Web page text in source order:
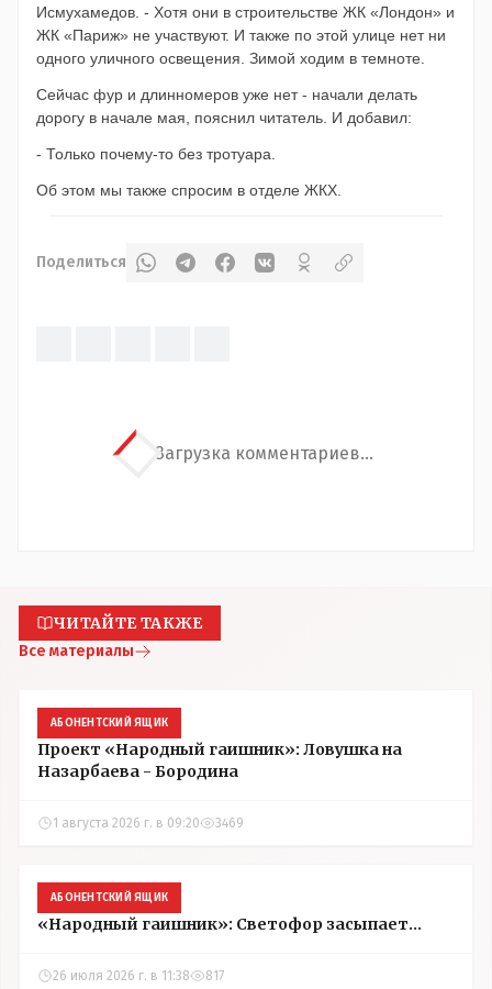
Исмухамедов. - Хотя они в строительстве ЖК «Лондон» и
ЖК «Париж» не участвуют. И также по этой улице нет ни
одного уличного освещения. Зимой ходим в темноте.
Сейчас фур и длинномеров уже нет - начали делать
дорогу в начале мая, пояснил читатель. И добавил:
- Только почему-то без тротуара.
Об этом мы также спросим в отделе ЖКХ.
Поделиться
Загрузка комментариев...
ЧИТАЙТЕ ТАКЖЕ
Все материалы
АБОНЕНТСКИЙ ЯЩИК
Проект «Народный гаишник»: Ловушка на
Назарбаева - Бородина
1 августа 2026 г. в 09:20 3469
АБОНЕНТСКИЙ ЯЩИК
«Народный гаишник»: Светофор засыпает...
26 июля 2026 г. в 11:38 817